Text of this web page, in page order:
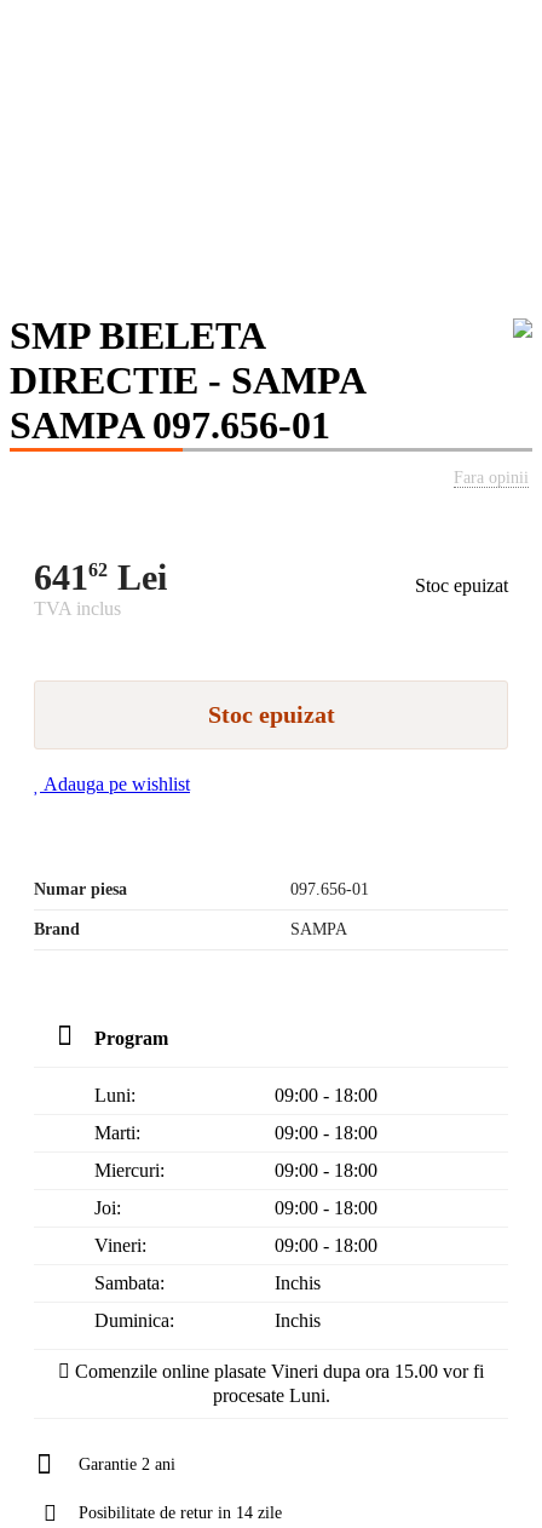
SMP BIELETA
DIRECTIE - SAMPA
SAMPA 097.656-01
Fara opinii
64162 Lei
Stoc epuizat
TVA inclus
Stoc epuizat
Adauga pe wishlist
Numar piesa 097.656-01
Brand SAMPA
Program
Luni:
09:00 - 18:00
Marti:
09:00 - 18:00
Miercuri:
09:00 - 18:00
Joi:
09:00 - 18:00
Vineri:
09:00 - 18:00
Sambata:
Inchis
Duminica:
Inchis
Comenzile online plasate Vineri dupa ora 15.00 vor fi
procesate Luni.
Garantie 2 ani
Posibilitate de retur in 14 zile